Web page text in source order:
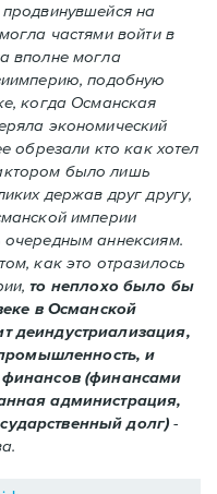
на
частями войти в
вполне могла
подобную
когда Османская
экономический
обрезали кто как хотел
было лишь
держав друг другу,
империи
очередным аннексиям.
как это отразилось
то неплохо было бы
в Османской
деиндустриализация,
промышленность, и
(финансами
администрация,
долг)-